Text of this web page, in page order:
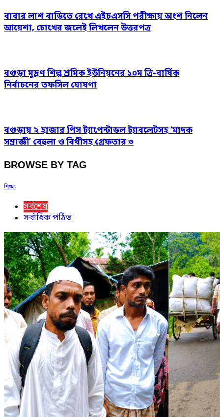
বাবার লাশ বাড়িতে রেখে এইচএসসি পরীক্ষায় অংশ নিলেন
আয়েশা, চোখের জলেই লিখলেন উত্তরপত্র
বগুড়া মুদ্রণ শিল্প শ্রমিক ইউনিয়নের ১০ম ত্রি-বার্ষিক
নির্বাচনের তফসিল ঘোষণা
বগুড়ায় ২ হাজার পিস ট্যাপেন্টাডল ট্যাবলেটসহ ‘মাদক
সম্রাজ্ঞী’ বেহুলা ও বিথীসহ গ্রেফতার ৩
BROWSE BY TAG
শিক্ষা
সর্বশেষ
সর্বাধিক পঠিত